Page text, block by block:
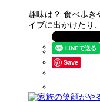
趣味は？ 食べ歩き
イブに出かけたり
Save